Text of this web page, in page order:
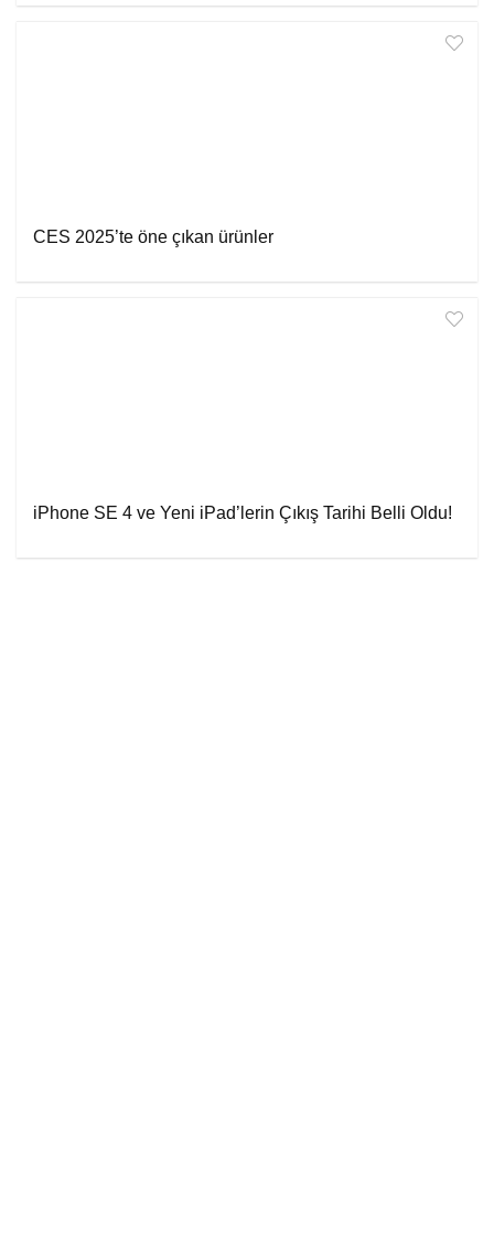
CES 2025’te öne çıkan ürünler
iPhone SE 4 ve Yeni iPad’lerin Çıkış Tarihi Belli Oldu!